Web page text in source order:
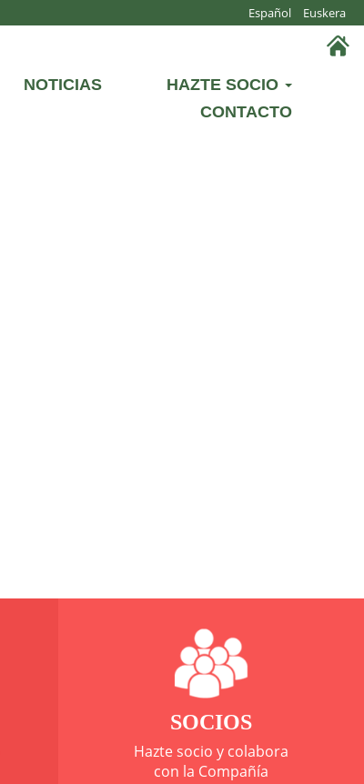
Español Euskera
NOTICIAS
HAZTE SOCIO
CONTACTO
SOCIOS
Hazte socio y colabora
con la Compañía